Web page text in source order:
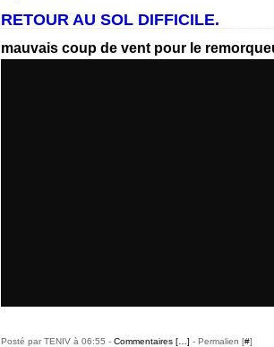
RETOUR AU SOL DIFFICILE.
mauvais coup de vent pour le
Posté par TENIV à 06:55 - Commentaires [ ] - Permalien [#]